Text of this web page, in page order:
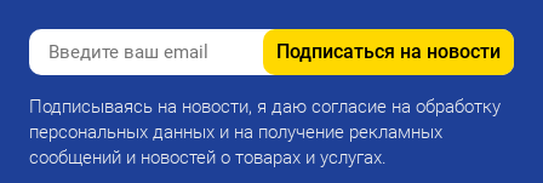
Подписаться на новости
Подписываясь на новости, я даю согласие на обработку
персональных данных и на получение рекламных
сообщений и новостей о товарах и услугах.